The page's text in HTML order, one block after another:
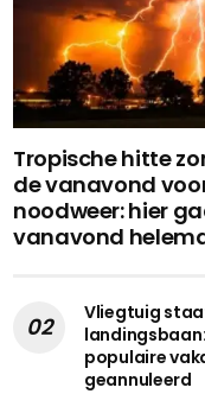
Tropische hitte
de vanavond
noodweer: hier
vanavond
Vliegtuig
populaire
geannuleerd